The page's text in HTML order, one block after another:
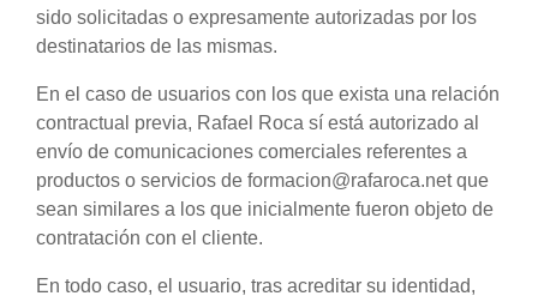
sido solicitadas o expresamente autorizadas por los
destinatarios de las mismas.
En el caso de usuarios con los que exista una relación
contractual previa, Rafael Roca sí está autorizado al
envío de comunicaciones comerciales referentes a
productos o servicios de formacion@rafaroca.net que
sean similares a los que inicialmente fueron objeto de
contratación con el cliente.
En todo caso, el usuario, tras acreditar su identidad,